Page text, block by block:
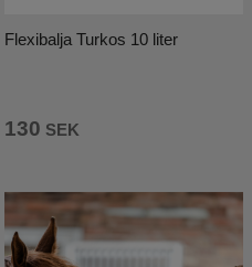
Flexibalja Turkos 10 liter
130 SEK